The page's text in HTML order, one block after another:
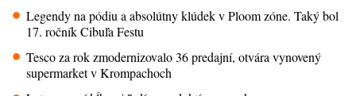
Legendy na pódiu a absolútny klúdek v Ploom zóne. Taký bol
17. ročník Cibuľa Festu
Tesco za rok zmodernizovalo 36 predajní, otvára vynovený
supermarket v Krompachoch